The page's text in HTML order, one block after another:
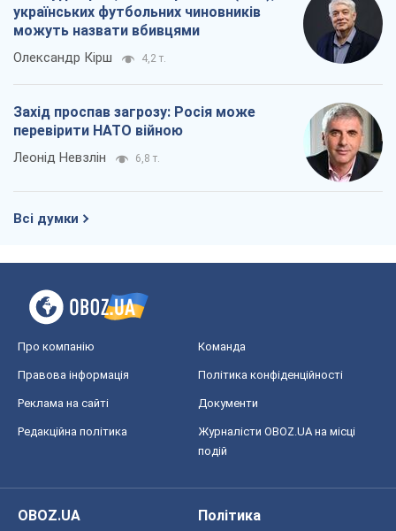
українських футбольних чиновників
можуть назвати вбивцями
Олександр Кірш 4,2 т.
Захід проспав загрозу: Росія може
перевірити НАТО війною
Леонід Невзлін 6,8 т.
Всі думки
Про компанію Команда
Правова інформація Політика конфіденційності
Реклама на сайті Документи
Редакційна політика
Журналісти OBOZ.UA на місці
подій
OBOZ.UA
Політика